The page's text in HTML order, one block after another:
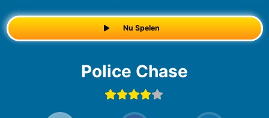
Nu Spelen
Police Chase